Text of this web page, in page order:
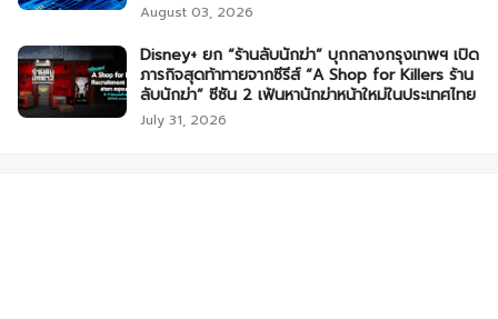
August 03, 2026
Disney+ ยก “ร้านลับนักฆ่า” บุกกลางกรุงเทพฯ เปิด
ภารกิจสุดท้าทายจากซีรีส์ “A Shop for Killers ร้าน
ลับนักฆ่า” ซีซัน 2 เฟ้นหานักฆ่าหน้าใหม่ในประเทศไทย
July 31, 2026